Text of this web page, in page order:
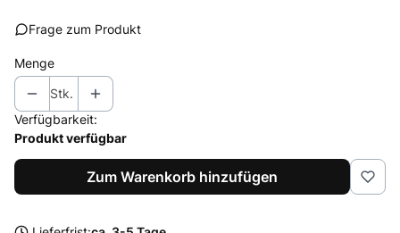
Frage zum Produkt
Menge
Stk.
Verfügbarkeit:
Produkt verfügbar
Zum Warenkorb hinzufügen